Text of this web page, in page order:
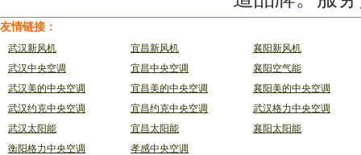
目
• 湖北联通公司综合办公楼(香港路)
• 中国网通武汉分公司办公楼(香港路)
• 天河机场宾馆
• 海军工程大学综合教学楼
• 湖北省移动通讯设备厂办公大楼
• 湖北省委桃山迎宾馆
• 武汉石化宾馆主楼
• 中国农业银行青山支行
友情链接：
武汉新风机 宜昌新风机
襄阳新风机
武汉中央空调
宜昌中央空调
襄阳空气能
武汉美的中央空调
宜昌美的中央空调
襄阳美的中央空调
武汉约克中央空调
宜昌约克中央空调
武汉格力中央空调
武汉太阳能
宜昌太阳能
襄阳太阳能
衡阳格力中央空调
孝感中央空调